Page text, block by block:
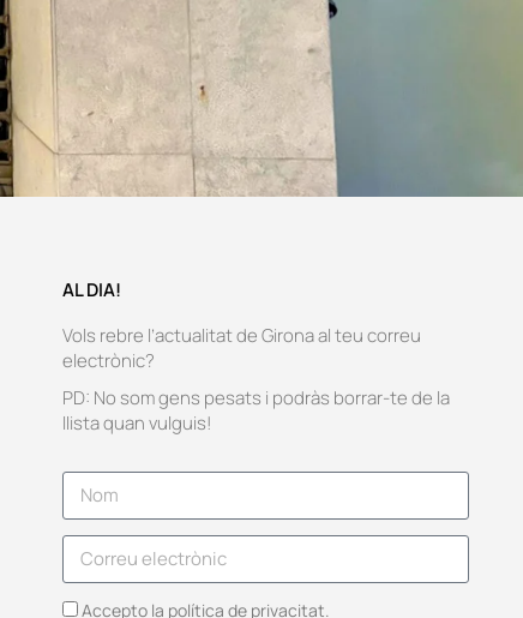
AL DIA!
Vols rebre l’actualitat de Girona al teu correu
electrònic?
PD: No som gens pesats i podràs borrar-te de la
llista quan vulguis!
Accepto la política de privacitat.